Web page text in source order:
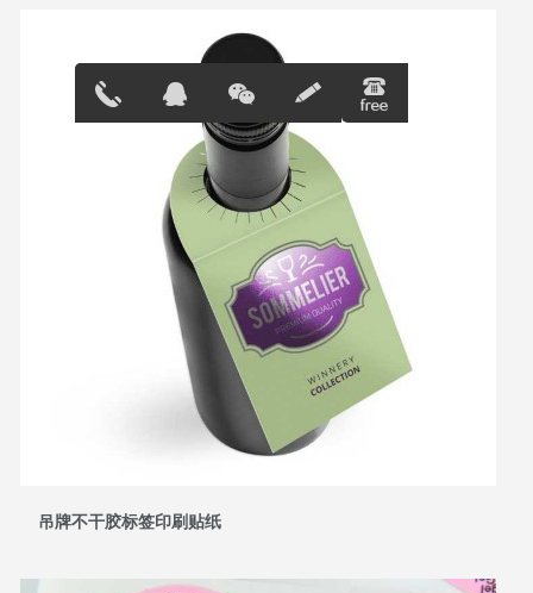
吊牌不干胶标签印刷贴纸
在线客服